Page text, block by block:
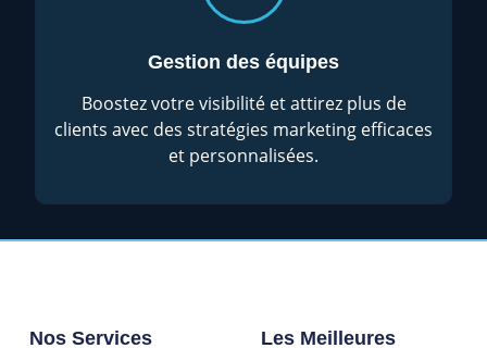
Gestion des équipes
Boostez votre visibilité et attirez plus de
clients avec des stratégies marketing efficaces
et personnalisées.
Nos Services Les Meilleures